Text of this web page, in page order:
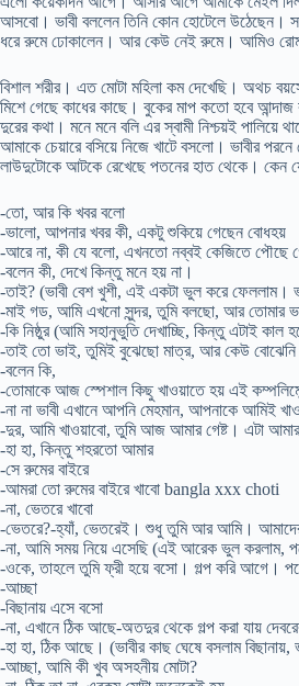
আসবো। ভাবী বললেন তিনি কোন হোটেলে উঠেছেন।
ধরে রুমে ঢোকালেন। আর কেউ নেই রুমে। আমিও
বিশাল শরীর। এত মোটা মহিলা কম দেখেছি। অথচ
মিশে গেছে কাধের কাছে। বুকের মাপ কতো হবে
দুরের কথা। মনে মনে বলি এর স্বামী নিশ্চয়ই
আমাকে চেয়ারে বসিয়ে নিজে খাটে বসলো। ভাবীর
লাউদুটোকে আটকে রেখেছে পতনের হাত থেকে। কেন
-তো, আর কি খবর বলো
-ভালো, আপনার খবর কী, একটু শুকিয়ে গেছেন বোধহয়
-আরে না, কী যে বলো, এখনতো নব্বই কেজিতে পৌছে
-বলেন কী, দেখে কিন্তু মনে হয় না।
-তাই? (ভাবী বেশ খুশী, এই একটা ভুল করে ফেললাম।
-মাই গড, আমি এখনো সুন্দর, তুমি বলছো, আর তোমার
-কি নিষ্ঠুর (আমি সহানুভুতি দেখাচ্ছি, কিন্তু এটাই কাল
-তাই তো ভাই, তুমিই বুঝেছো মাত্র, আর কেউ বোঝেনি
-বলেন কি,
-তোমাকে আজ স্পেশাল কিছু খাওয়াতে হয় এই
-না না ভাবী এখানে আপনি মেহমান, আপনাকে আমিই
-দুর, আমি খাওয়াবো, তুমি আজ আমার গেষ্ট। এটা
-হা হা, কিন্তু শহরতো আমার
-সে রুমের বাইরে
-আমরা তো রুমের বাইরে খাবো bangla xxx choti
-না, ভেতরে খাবো
-ভেতরে?-হ্যাঁ, ভেতরেই। শুধু তুমি আর আমি।
-না, আমি সময় নিয়ে এসেছি (এই আরেক ভুল করলাম,
-ওকে, তাহলে তুমি ফ্রী হয়ে বসো। গল্প করি আগে।
-আচ্ছা
-বিছানায় এসে বসো
-না, এখানে ঠিক আছে-অতদুর থেকে গল্প করা যায়
-হা হা, ঠিক আছে। (ভাবীর কাছ ঘেষে বসলাম
-আচ্ছা, আমি কী খুব অসহনীয় মোটা?